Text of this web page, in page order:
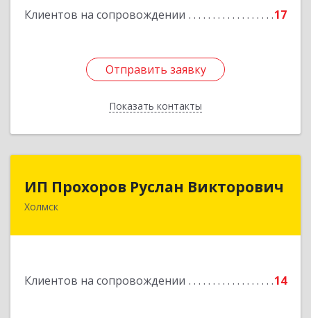
Клиентов на сопровождении 17
Отправить заявку
Показать контакты
Отправить заявку
Назад
ИП Прохоров Руслан Викторович
Холмск
Клиентов на сопровождении 14
694620, Сахалинская обл, Холмский р-н, Холмск